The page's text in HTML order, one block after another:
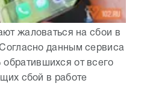
жаловаться на сбои в
данным сервиса
обратившихся от всего
сбой в работе